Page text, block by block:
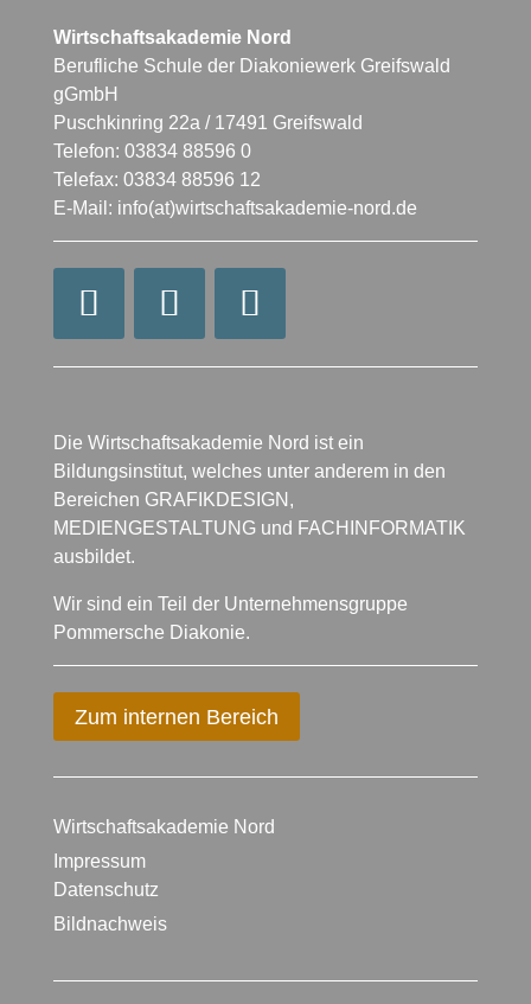
Wirtschaftsakademie Nord
Berufliche Schule der Diakoniewerk Greifswald
gGmbH
Puschkinring 22a / 17491 Greifswald
Telefon: 03834 88596 0
Telefax: 03834 88596 12
E-Mail: info(at)wirtschaftsakademie-nord.de
Die Wirtschaftsakademie Nord ist ein
Bildungsinstitut, welches unter anderem in den
Bereichen GRAFIKDESIGN,
MEDIENGESTALTUNG und FACHINFORMATIK
ausbildet.
Wir sind ein Teil der Unternehmensgruppe
Pommersche Diakonie.
Zum internen Bereich
Wirtschaftsakademie Nord
Impressum
Datenschutz
Bildnachweis